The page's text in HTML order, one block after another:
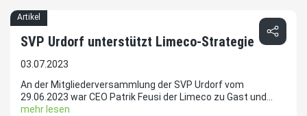
Artikel
SVP Urdorf unterstützt Limeco-Strategie
03.07.2023
An der Mitgliederversammlung der SVP Urdorf vom
29.06.2023 war CEO Patrik Feusi der Limeco zu Gast und...
mehr lesen